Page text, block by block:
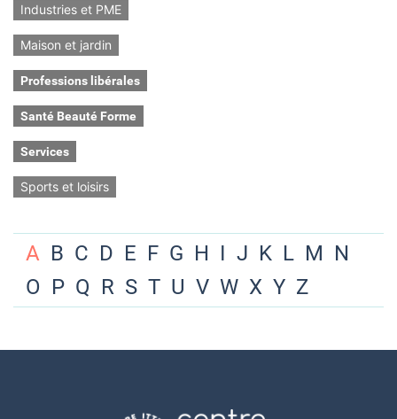
Industries et PME
Maison et jardin
Professions libérales
Santé Beauté Forme
Services
Sports et loisirs
A B C D E F G H I J K L M N
O P Q R S T U V W X Y Z